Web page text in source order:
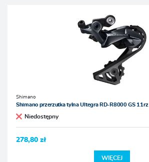
Shimano
Shimano przerzutka tylna Ultegra RD-R8000 GS 11rz
Niedostępny
278,80 zł
WIĘCEJ